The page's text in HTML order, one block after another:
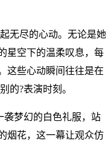
无尽的心动。无论是她
星空下的温柔叹息，每
这些心动瞬间往往是在
的?表演时刻。
袭梦幻的白色礼服，站
烟花，这一幕让观众仿